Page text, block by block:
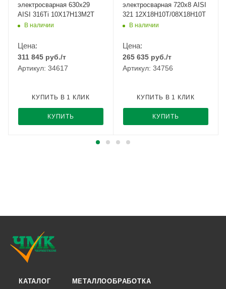
электросварная 630х29
AISI 316Ti 10Х17Н13М2Т
В наличии
Цена:
311 845 руб./т
Артикул: 34617
КУПИТЬ
КУПИТЬ В 1 КЛИК
электросварная 720х8 AISI
321 12Х18Н10Т/08Х18Н10Т
В наличии
Цена:
265 635 руб./т
Артикул: 34756
КУПИТЬ
КУПИТЬ В 1 КЛИК
КАТАЛОГ МЕТАЛЛООБРАБОТКА